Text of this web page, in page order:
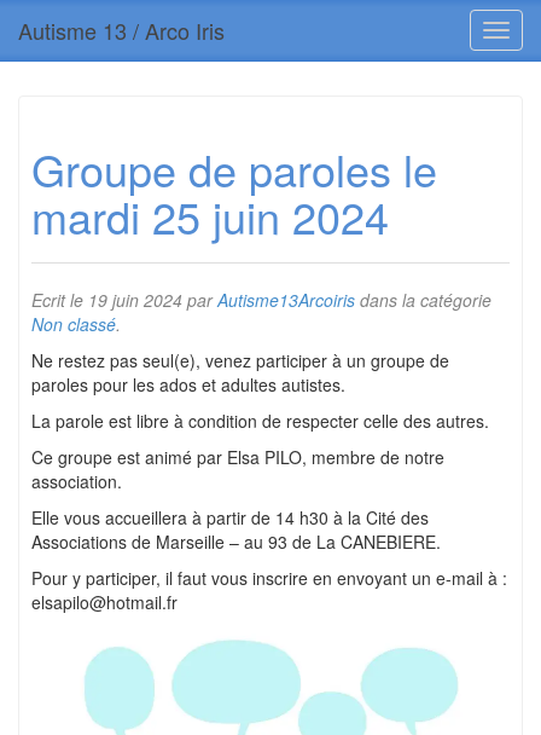
Autisme 13 / Arco Iris
Groupe de paroles le
mardi 25 juin 2024
Ecrit le 19 juin 2024 parAutisme13Arcoiris dans la catégorie
Non classé.
Ne restez pas seul(e), venez participer à un groupe de
paroles pour les ados et adultes autistes.
La parole est libre à condition de respecter celle des autres.
Ce groupe est animé par Elsa PILO, membre de notre
association.
Elle vous accueillera à partir de 14 h30 à la Cité des
Associations de Marseille – au 93 de La CANEBIERE.
Pour y participer, il faut vous inscrire en envoyant un e-mail à :
elsapilo@hotmail.fr